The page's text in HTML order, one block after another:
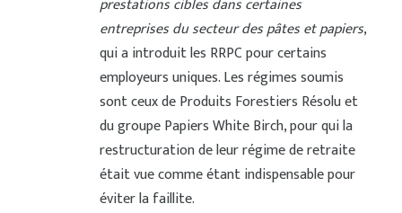
prestations cibles dans certaines
entreprises du secteur des pâtes et papiers,
qui a introduit les RRPC pour certains
employeurs uniques. Les régimes soumis
sont ceux de Produits Forestiers Résolu et
du groupe Papiers White Birch, pour qui la
restructuration de leur régime de retraite
était vue comme étant indispensable pour
éviter la faillite.